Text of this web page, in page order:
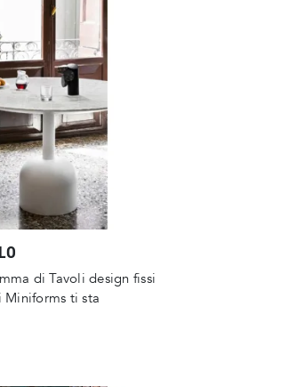
di Tavoli design fissi
ti sta